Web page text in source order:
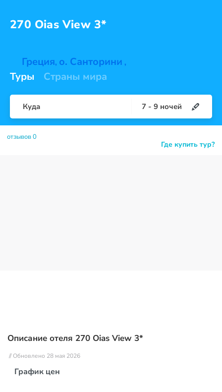
270 Oias View 3*
Греция, о. Санторини ,
Туры Страны мира
Куда 7 - 9 ночей
Где купить тур?
отзывов 0
Описание отеля 270 Oias View 3*
// Обновлено 28 мая 2026
График цен